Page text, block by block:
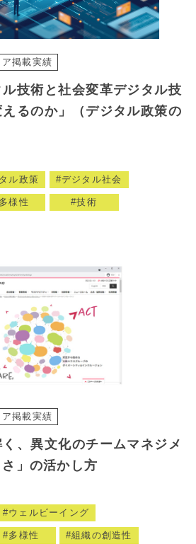
ア掲載実績
技術と社会変革デジタル技
るのか」（デジタル政策の
ル政策 デジタル社会
様性 技術
ア掲載実績
く、異文化のチームマネジメ
」の活かし方
ウェルビーイング
多様性 組織の創造性